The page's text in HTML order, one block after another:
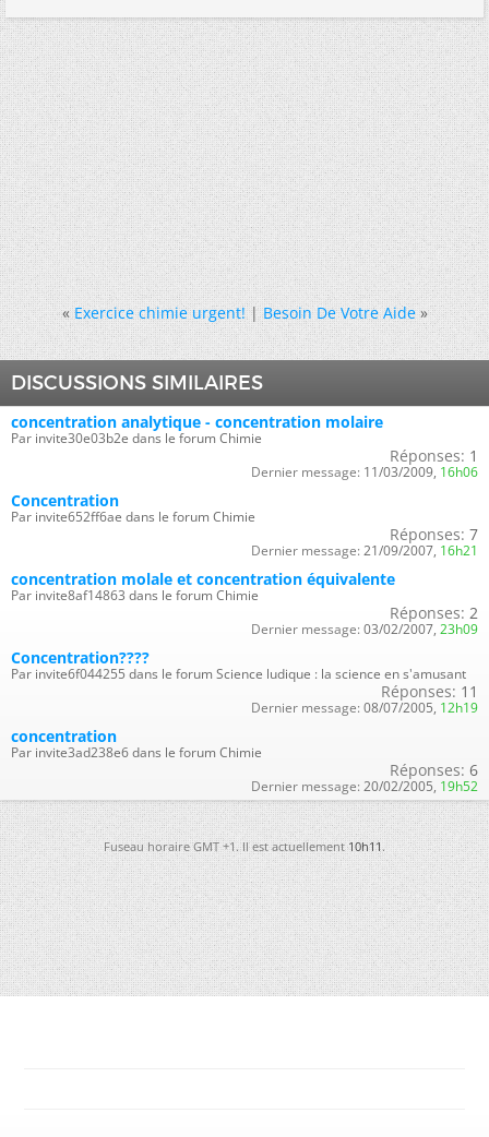
« Exercice chimie urgent!|Besoin De Votre Aide »
DISCUSSIONS SIMILAIRES
concentration analytique - concentration molaire
Par invite30e03b2e dans le forum Chimie
Réponses: 1
Dernier message: 11/03/2009, 16h06
Concentration
Par invite652ff6ae dans le forum Chimie
Réponses: 7
Dernier message: 21/09/2007, 16h21
concentration molale et concentration équivalente
Par invite8af14863 dans le forum Chimie
Réponses: 2
Dernier message: 03/02/2007, 23h09
Concentration????
Par invite6f044255 dans le forum Science ludique : la science en s'amusant
Réponses: 11
Dernier message: 08/07/2005, 12h19
concentration
Par invite3ad238e6 dans le forum Chimie
Réponses: 6
Dernier message: 20/02/2005, 19h52
Fuseau horaire GMT +1. Il est actuellement10h11.